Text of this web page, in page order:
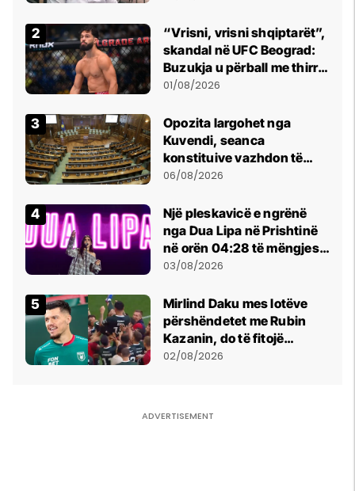
“Vrisni, vrisni shqiptarët”,
skandal në UFC Beograd:
Buzukja u përball me thirrje
anti-shqiptare nga
01/08/2026
Opozita largohet nga
Kuvendi, seanca
konstituive vazhdon të
shtunën në orën 11:00
06/08/2026
Një pleskavicë e ngrënë
nga Dua Lipa në Prishtinë
në orën 04:28 të mëngjesit
- dhe bota digjitale serbe
03/08/2026
Mirlind Daku mes lotëve
përshëndetet me Rubin
Kazanin, do të fitojë
miliona te Spartak Moska
02/08/2026